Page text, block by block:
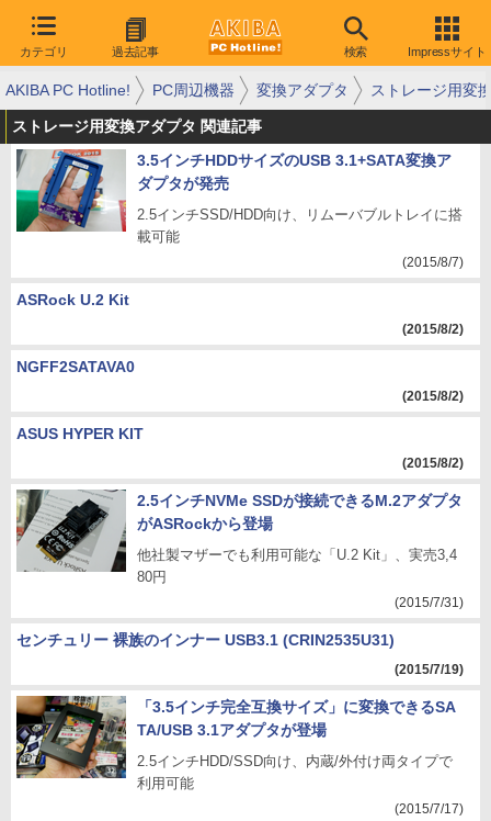
カテゴリ 過去記事 検索 Impressサイト
AKIBA PC Hotline! PC周辺機器 変換アダプタ ストレージ用変
ストレージ用変換アダプタ 関連記事
3.5インチHDDサイズのUSB 3.1+SATA変換ア
ダプタが発売
2.5インチSSD/HDD向け、リムーバブルトレイに搭
載可能
(2015/8/7)
ASRock U.2 Kit
(2015/8/2)
NGFF2SATAVA0
(2015/8/2)
ASUS HYPER KIT
(2015/8/2)
2.5インチNVMe SSDが接続できるM.2アダプタ
がASRockから登場
他社製マザーでも利用可能な「U.2 Kit」、実売3,4
80円
(2015/7/31)
センチュリー 裸族のインナー USB3.1 (CRIN2535U31)
(2015/7/19)
「3.5インチ完全互換サイズ」に変換できるSA
TA/USB 3.1アダプタが登場
2.5インチHDD/SSD向け、内蔵/外付け両タイプで
利用可能
(2015/7/17)